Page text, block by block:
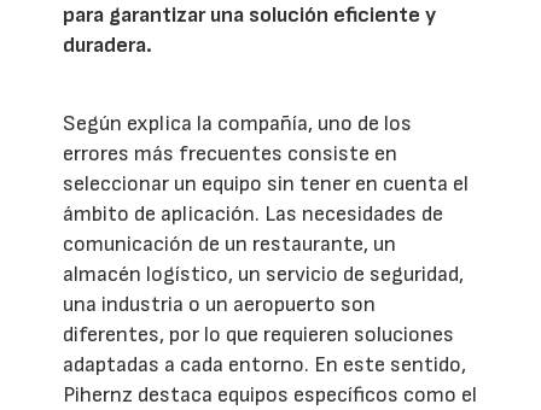
para garantizar una solución eficiente y
duradera.
Según explica la compañía, uno de los
errores más frecuentes consiste en
seleccionar un equipo sin tener en cuenta el
ámbito de aplicación. Las necesidades de
comunicación de un restaurante, un
almacén logístico, un servicio de seguridad,
una industria o un aeropuerto son
diferentes, por lo que requieren soluciones
adaptadas a cada entorno. En este sentido,
Pihernz destaca equipos específicos como el